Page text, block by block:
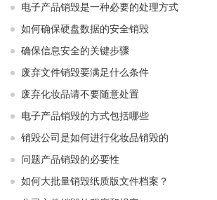
电子产品销毁是一种必要的处理方式
如何确保硬盘数据的安全销毁
确保信息安全的关键步骤
废弃文件销毁要满足什么条件
废弃化妆品请不要随意处置
电子产品销毁的方式包括哪些
销毁公司是如何进行化妆品销毁的
问题产品销毁的必要性
如何大批量销毁纸质版文件档案？